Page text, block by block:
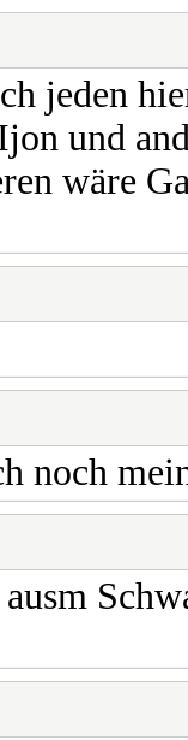
jeden
und
wäre
noch